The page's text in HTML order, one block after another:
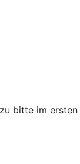
bitte im ersten